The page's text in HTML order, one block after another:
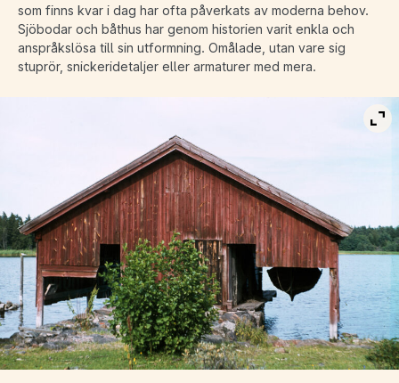
som finns kvar i dag har ofta påverkats av moderna behov.
Sjöbodar och båthus har genom historien varit enkla och
anspråkslösa till sin utformning. Omålade, utan vare sig
stuprör, snickeridetaljer eller armaturer med mera.